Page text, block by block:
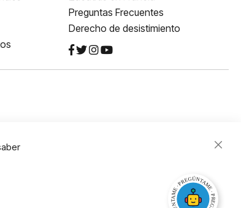
Preguntas Frecuentes
Derecho de desistimiento